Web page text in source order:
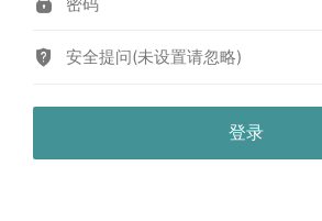
安全提问(未设置请忽略)
登录